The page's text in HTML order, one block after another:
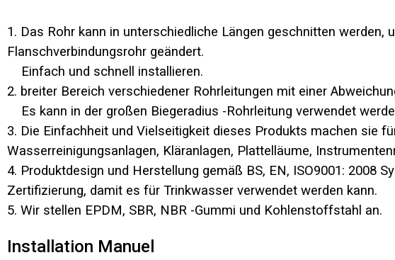
1. Das Rohr kann in unterschiedliche Längen geschnitten
Flanschverbindungsrohr geändert.
Einfach und schnell installieren.
2. breiter Bereich verschiedener Rohrleitungen mit einer
Es kann in der großen Biegeradius -Rohrleitung verwendet
3. Die Einfachheit und Vielseitigkeit dieses Produkts machen sie
Wasserreinigungsanlagen, Kläranlagen, Plattelläume,
4. Produktdesign und Herstellung gemäß BS, EN, ISO9001: 2008
Zertifizierung, damit es für Trinkwasser verwendet werden kann.
5. Wir stellen EPDM, SBR, NBR -Gummi und Kohlenstoffstahl an.
Installation Manuel